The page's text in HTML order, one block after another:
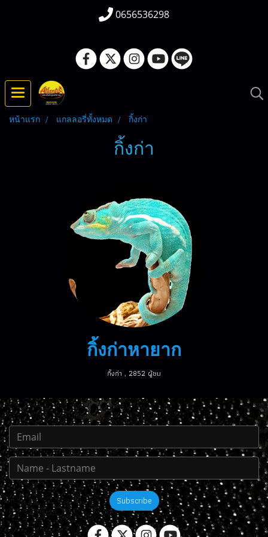
0656536298
หน้าแรก แกลลอรี่ทั้งหมด กิ้งก่า
กิ้งก่า
กิ้งก่าหายาก
กิ้งก่า , 2852 ผู้ชม
Subscribe